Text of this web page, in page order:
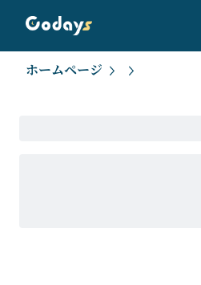
ホームページ